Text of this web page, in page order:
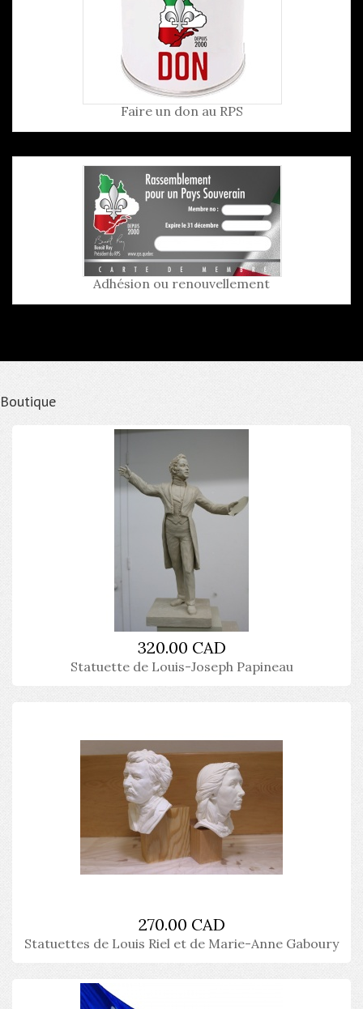
Faire un don au RPS
Adhésion ou renouvellement
Boutique
320.00 CAD
Statuette de Louis-Joseph Papineau
270.00 CAD
Statuettes de Louis Riel et de Marie-Anne Gaboury